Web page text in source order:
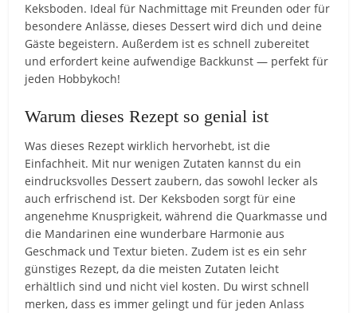
Keksboden. Ideal für Nachmittage mit Freunden oder für
besondere Anlässe, dieses Dessert wird dich und deine
Gäste begeistern. Außerdem ist es schnell zubereitet
und erfordert keine aufwendige Backkunst — perfekt für
jeden Hobbykoch!
Warum dieses Rezept so genial ist
Was dieses Rezept wirklich hervorhebt, ist die
Einfachheit. Mit nur wenigen Zutaten kannst du ein
eindrucksvolles Dessert zaubern, das sowohl lecker als
auch erfrischend ist. Der Keksboden sorgt für eine
angenehme Knusprigkeit, während die Quarkmasse und
die Mandarinen eine wunderbare Harmonie aus
Geschmack und Textur bieten. Zudem ist es ein sehr
günstiges Rezept, da die meisten Zutaten leicht
erhältlich sind und nicht viel kosten. Du wirst schnell
merken, dass es immer gelingt und für jeden Anlass